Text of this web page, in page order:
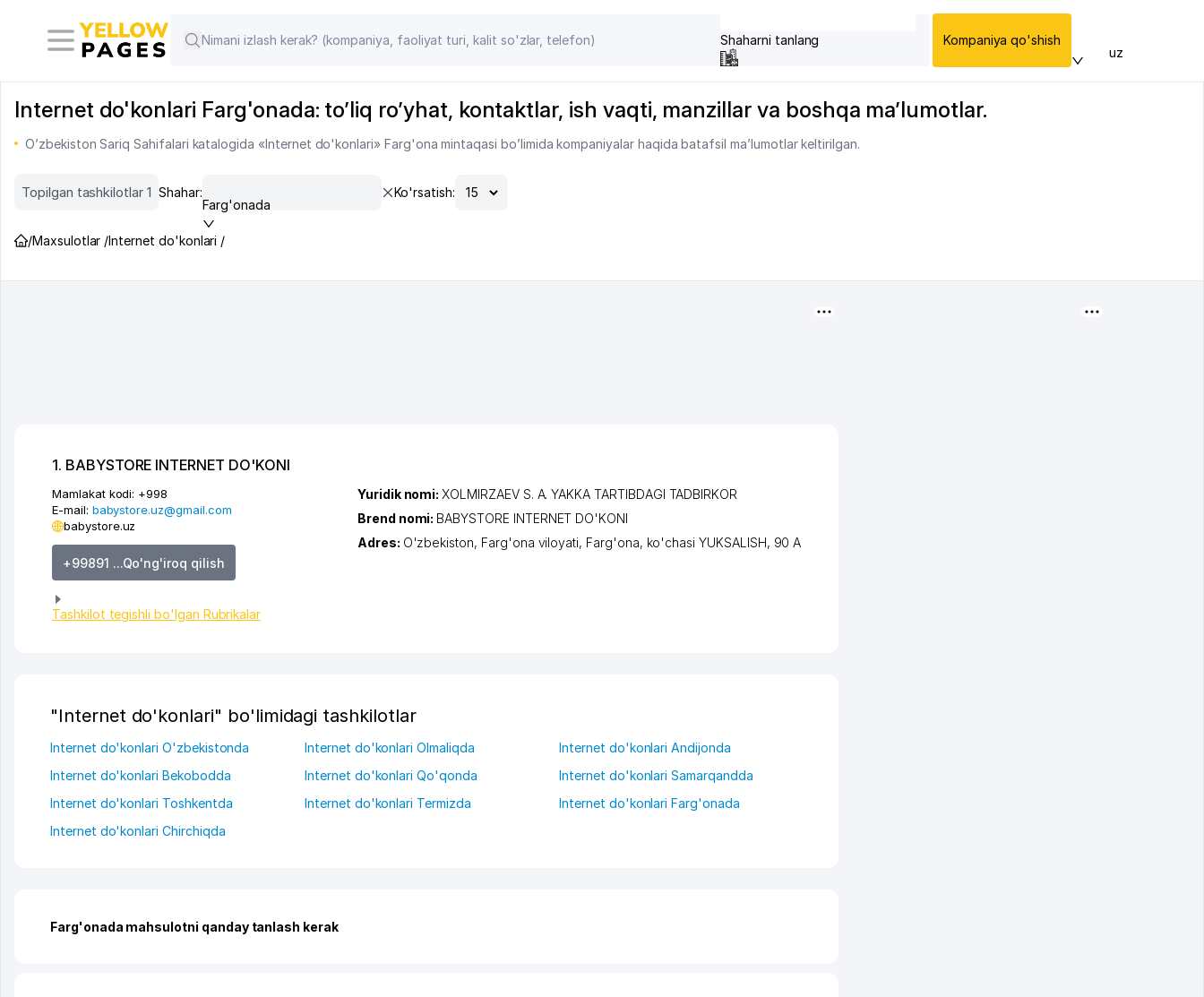
Shaharni tanlang Kompaniya qo'shish
uz
Internet do'konlari Farg'onada: to’liq ro’yhat, kontaktlar, ish vaqti, manzillar va boshqa ma’lumotlar.
O’zbekiston Sariq Sahifalari katalogida «Internet do'konlari» Farg'ona mintaqasi bo’limida kompaniyalar haqida batafsil ma’lumotlar keltirilgan.
Topilgan tashkilotlar 1 Shahar:
Farg'onada
Ko'rsatish:
/Maxsulotlar /Internet do'konlari /
1. BABYSTORE INTERNET DO'KONI
Mamlakat kodi: +998
E-mail: babystore.uz@gmail.com
babystore.uz
+99891 ...Qo'ng'iroq qilish
Tashkilot tegishli bo'lgan Rubrikalar
Yuridik nomi:XOLMIRZAEV S. A. YAKKA TARTIBDAGI TADBIRKOR
Brend nomi: BABYSTORE INTERNET DO'KONI
Adres: O'zbekiston, Farg'ona viloyati, Farg'ona, ko'chasi YUKSALISH, 90 A
"Internet do'konlari" bo'limidagi tashkilotlar
Internet do'konlari O'zbekistonda Internet do'konlari Olmaliqda
Internet do'konlari Andijonda
Internet do'konlari Bekobodda
Internet do'konlari Qo'qonda
Internet do'konlari Samarqandda
Internet do'konlari Toshkentda
Internet do'konlari Termizda
Internet do'konlari Farg'onada
Internet do'konlari Chirchiqda
Farg'onada mahsulotni qanday tanlash kerak